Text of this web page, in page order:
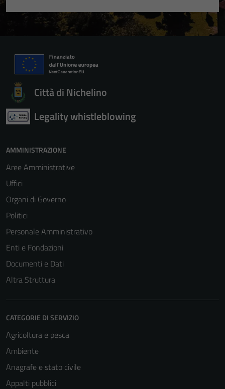
Città di Nichelino
Legality whistleblowing
AMMINISTRAZIONE
Aree Amministrative
Uffici
Organi di Governo
Politici
Personale Amministrativo
Enti e Fondazioni
Documenti e Dati
Altra Struttura
CATEGORIE DI SERVIZIO
Agricoltura e pesca
Ambiente
Anagrafe e stato civile
Appalti pubblici